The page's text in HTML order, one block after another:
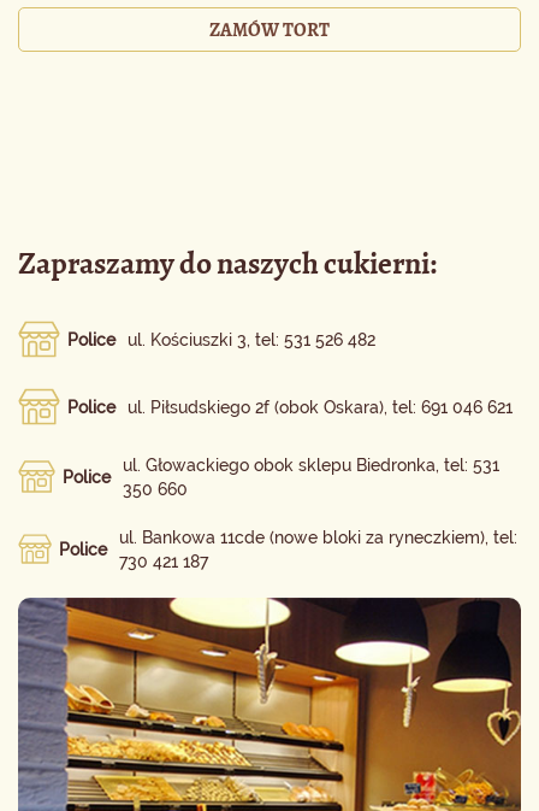
ZAMÓW TORT
Zapraszamy do naszych cukierni:
Police ul. Kościuszki 3, tel: 531 526 482
Police ul. Piłsudskiego 2f (obok Oskara), tel: 691 046 621
Police
ul. Głowackiego obok sklepu Biedronka, tel: 531
350 660
Police
ul. Bankowa 11cde (nowe bloki za ryneczkiem), tel:
730 421 187